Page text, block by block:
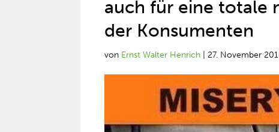
auch für eine totale
der Konsumenten
von Ernst Walter Henrich |27. November